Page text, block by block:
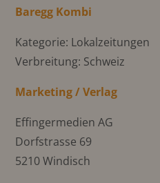
Baregg Kombi
Kategorie: Lokalzeitungen
Verbreitung: Schweiz
Marketing / Verlag
Effingermedien AG
Dorfstrasse 69
5210 Windisch